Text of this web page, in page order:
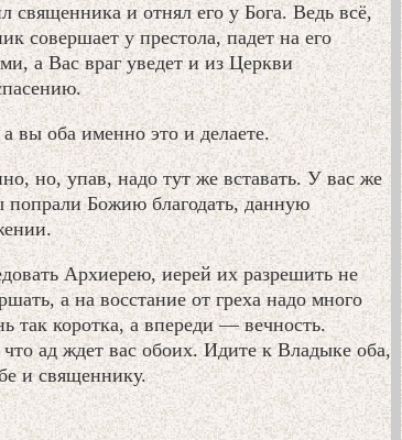
священника и отнял его у Бога. Ведь всё,
совершает у престола, падет на его
а Вас враг уведет и из Церкви
вы оба именно это и делаете.
но, упав, надо тут же вставать. У вас же
Божию благодать, данную
Архиерею, иерей их разрешить не
а на восстание от греха надо много
так коротка, а впереди — вечность.
ад ждет вас обоих. Идите к Владыке оба,
и священнику.